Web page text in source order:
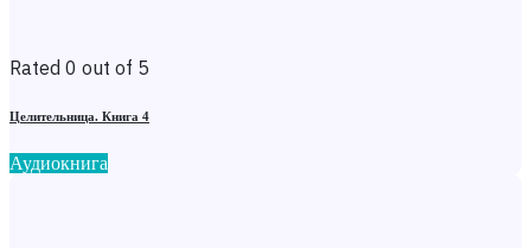
Rated 0 out of 5
Целительница. Книга 4
Аудиокнига